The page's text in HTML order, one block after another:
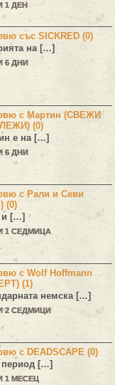
1 ДЕН
със SICKRED (0)
на […]
6 ДНИ
с Мартин (СВЕЖИ
(0)
е на […]
6 ДНИ
с Рали и Севи
(0)
и […]
1 СЕДМИЦА
с Wolf Hoffmann
(1)
немска […]
2 СЕДМИЦИ
с DEADSCAPE (0)
период […]
1 МЕСЕЦ